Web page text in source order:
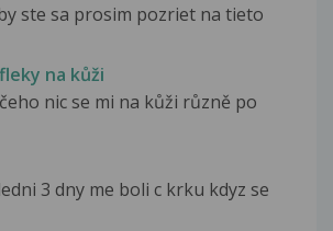
ste sa prosim pozriet na tieto
na kůži
nic se mi na kůži různě po
3 dny me boli c krku kdyz se